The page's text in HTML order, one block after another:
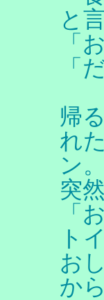
と
「
「
帰
れ
ン
突然
「
ト
お
から